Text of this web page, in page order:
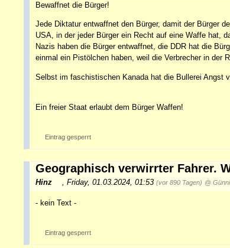
Bewaffnet die Bürger!
Jede Diktatur entwaffnet den Bürger, damit der Bürger
USA, in der jeder Bürger ein Recht auf eine Waffe hat,
Nazis haben die Bürger entwaffnet, die DDR hat die
einmal ein Pistölchen haben, weil die Verbrecher in der
Selbst im faschistischen Kanada hat die Bullerei Angst
Ein freier Staat erlaubt dem Bürger Waffen!
Eintrag gesperrt
Geographisch verwirrter Fahrer.
Hinz Friday, 01.03.2024, 01:53 (vor 890 Tagen) @ Günni
- kein Text -
Eintrag gesperrt